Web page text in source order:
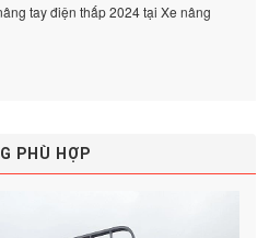
tay điện thấp 2024 tại Xe nâng
PHÙ HỢP